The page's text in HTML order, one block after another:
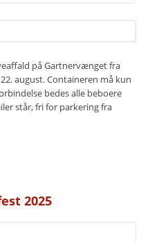
på Gartnervænget fra
august. Containeren må kun
bedes alle beboere
står, fri for parkering fra
2025